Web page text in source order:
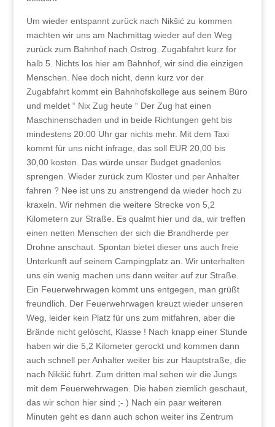
Um wieder entspannt zurück nach Nikšić zu kommen
machten wir uns am Nachmittag wieder auf den Weg
zurück zum Bahnhof nach Ostrog. Zugabfahrt kurz for
halb 5. Nichts los hier am Bahnhof, wir sind die einzigen
Menschen. Nee doch nicht, denn kurz vor der
Zugabfahrt kommt ein Bahnhofskollege aus seinem Büro
und meldet “ Nix Zug heute “ Der Zug hat einen
Maschinenschaden und in beide Richtungen geht bis
mindestens 20:00 Uhr gar nichts mehr. Mit dem Taxi
kommt für uns nicht infrage, das soll EUR 20,00 bis
30,00 kosten. Das würde unser Budget gnadenlos
sprengen. Wieder zurück zum Kloster und per Anhalter
fahren ? Nee ist uns zu anstrengend da wieder hoch zu
kraxeln. Wir nehmen die weitere Strecke von 5,2
Kilometern zur Straße. Es qualmt hier und da, wir treffen
einen netten Menschen der sich die Brandherde per
Drohne anschaut. Spontan bietet dieser uns auch freie
Unterkunft auf seinem Campingplatz an. Wir unterhalten
uns ein wenig machen uns dann weiter auf zur Straße.
Ein Feuerwehrwagen kommt uns entgegen, man grüßt
freundlich. Der Feuerwehrwagen kreuzt wieder unseren
Weg, leider kein Platz für uns zum mitfahren, aber die
Brände nicht gelöscht, Klasse ! Nach knapp einer Stunde
haben wir die 5,2 Kilometer gerockt und kommen dann
auch schnell per Anhalter weiter bis zur Hauptstraße, die
nach Nikšić führt. Zum dritten mal sehen wir die Jungs
mit dem Feuerwehrwagen. Die haben ziemlich geschaut,
das wir schon hier sind ;- ) Nach ein paar weiteren
Minuten geht es dann auch schon weiter ins Zentrum